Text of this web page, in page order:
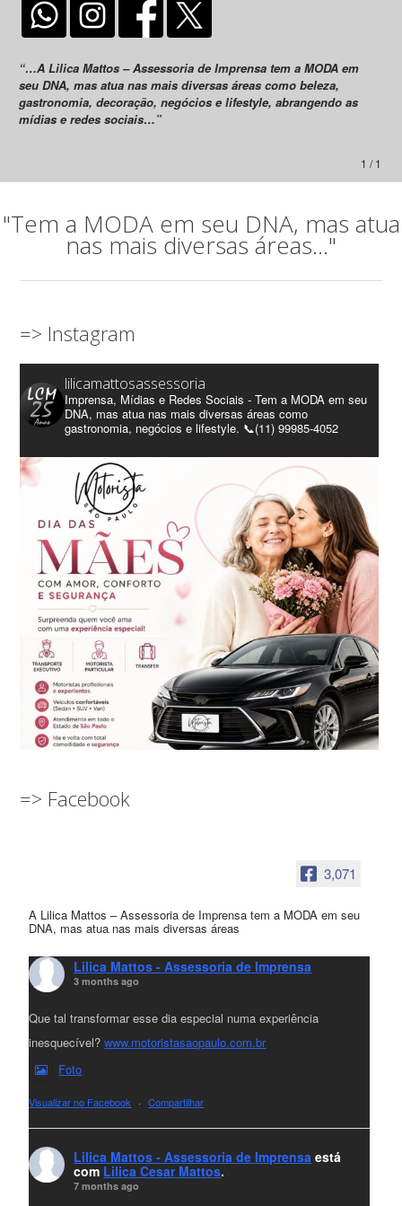
“…A Lilica Mattos – Assessoria de Imprensa tem a MODA em
seu DNA, mas atua nas mais diversas áreas como beleza,
gastronomia, decoração, negócios e lifestyle, abrangendo as
mídias e redes sociais…”
1 / 1
"Tem a MODA em seu DNA, mas atua
nas mais diversas áreas..."
=> Instagram
lilicamattosassessoria
Imprensa, Mídias e Redes Sociais - Tem a MODA em seu
DNA, mas atua nas mais diversas áreas como
gastronomia, negócios e lifestyle. 📞(11) 99985-4052
=> Facebook
3,071
A Lilica Mattos – Assessoria de Imprensa tem a MODA em seu
DNA, mas atua nas mais diversas áreas
Lilica Mattos - Assessoria de Imprensa
3 months ago
Que tal transformar esse dia especial numa experiência
inesquecível?www.motoristasaopaulo.com.br
Foto
Visualizar no Facebook · Compartilhar
Lilica Mattos - Assessoria de Imprensa está
com Lilica Cesar Mattos.
7 months ago